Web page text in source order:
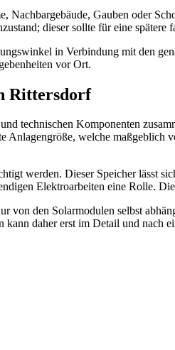
Nachbargebäude, Gauben oder
dieser sollte für eine spätere
in Verbindung mit den
vor Ort.
Rittersdorf
technischen Komponenten
Anlagengröße, welche
werden. Dieser Speicher lässt
Elektroarbeiten eine Rolle.
von den Solarmodulen selbst
daher erst im Detail und nach